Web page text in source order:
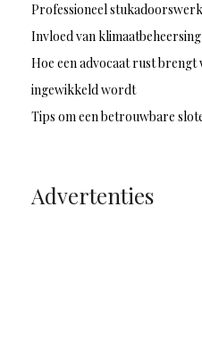
Professioneel
Invloed van
Hoe een advocaat rust
ingewikkeld wordt
Tips om een betrouwbare
Advertenties